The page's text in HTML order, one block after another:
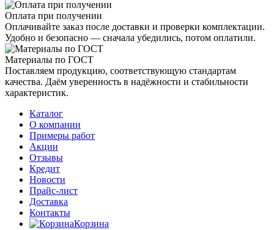
Оплата при получении
Оплачивайте заказ после доставки и проверки комплектации.
Удобно и безопасно — сначала убедились, потом оплатили.
Материалы по ГОСТ
Поставляем продукцию, соответствующую стандартам
качества. Даём уверенность в надёжности и стабильности
характеристик.
Каталог
О компании
Примеры работ
Акции
Отзывы
Кредит
Новости
Прайс-лист
Доставка
Контакты
Корзина